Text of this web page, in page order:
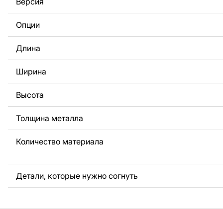
За дополнительную плату мы можем добавить любой
логотип вашей компании или внести другие изменения
Если вам нужно, чтобы мы выполнили
металла для вас, пожалуйста, свяжитесь с нами.
Если у вас остались вопросы или вам нужна помощь,
любое время, мы всегда готовы помочь.
Опции
Длина
Ширина
Высота
Толщина металла
Количество материала
Детали, которые нужно согнуть